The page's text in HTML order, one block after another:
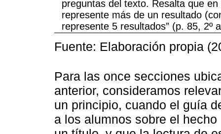
preguntas del texto. Resalta que
represente más de un resultado
represente 5 resultados” (p. 85, 2º
Fuente: Elaboración propia
Para las once secciones
anterior, consideramos
un principio, cuando el guía
a los alumnos sobre el